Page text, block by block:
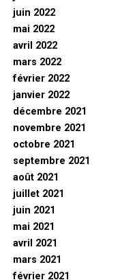
juin 2022
mai 2022
avril 2022
mars 2022
février 2022
janvier 2022
décembre 2021
novembre 2021
octobre 2021
septembre 2021
août 2021
juillet 2021
juin 2021
mai 2021
avril 2021
mars 2021
février 2021